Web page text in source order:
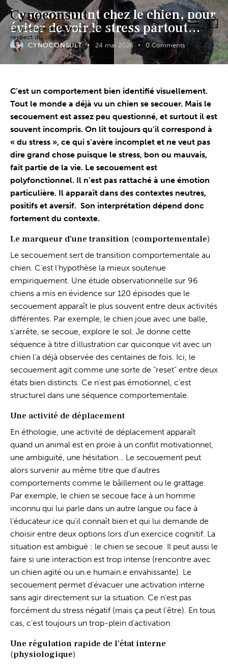
Cynoconsult
La quiétude de l'homme dans le
respect du chien
0
Le secouement chez le chien, pour
éviter de voir le stress partout…
CYNOCONSULT 24 mai 2026 0 Comments
C’est un comportement bien identifié visuellement.
Tout le monde a déjà vu un chien se secouer. Mais le
secouement est assez peu questionné, et surtout il est
souvent incompris. On lit toujours qu’il correspond à
« du stress », ce qui s’avère incomplet et ne veut pas
dire grand chose puisque le stress, bon ou mauvais,
fait partie de la vie. Le secouement est
polyfonctionnel. Il n’est pas rattaché à une émotion
particulière. Il apparaît dans des contextes neutres,
positifs et aversif. Son interprétation dépend donc
fortement du contexte.
Le marqueur d’une transition (comportementale)
Le secouement sert de transition comportementale au
chien. C’est l’hypothèse la mieux soutenue
empiriquement. Une étude observationnelle sur 96
chiens a mis en évidence sur 120 épisodes que le
secouement apparaît le plus souvent entre deux activités
différentes. Par exemple, le chien joue avec une balle,
s’arrête, se secoue, explore le sol. Je donne cette
séquence à titre d’illustration car quiconque vit avec un
chien l’a déjà observée des centaines de fois. Ici, le
secouement agit comme une sorte de “reset” entre deux
états bien distincts. Ce n’est pas émotionnel, c’est
structurel dans une séquence comportementale.
Une activité de déplacement
En éthologie, une activité de déplacement apparaît
quand un animal est en proie à un conflit motivationnel,
une ambiguïté, une hésitation… Le secouement peut
alors survenir au même titre que d’autres
comportements comme le bâillement ou le grattage.
Par exemple, le chien se secoue face à un homme
inconnu qui lui parle dans un autre langue ou face à
l’éducateur.ice qu’il connaît bien et qui lui demande de
choisir entre deux options lors d’un exercice cognitif. La
situation est ambiguë : le chien se secoue. Il peut aussi le
faire si une interaction est trop intense (rencontre avec
un chien agité ou un.e humain.e envahissante). Le
secouement permet d’évacuer une activation interne
sans agir directement sur la situation. Ce n’est pas
forcément du stress négatif (mais ça peut l’être). En tous
cas, c’est toujours un trop-plein d’activation.
Une régulation rapide de l’état interne
(physiologique)